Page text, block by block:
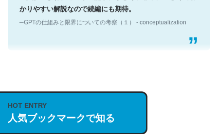
かりやすい解説なので続編にも期待。
─GPTの仕組みと限界についての考察（１） - conceptualization
説してる記事が少ないので貴重な良記事。/続編来た
https://isobe324649.hatenablog.com/entry/2023/03/27
/064121
─GPTの仕組みと限界についての考察（１） - conceptualization
HOT ENTRY
人気ブックマークで知る